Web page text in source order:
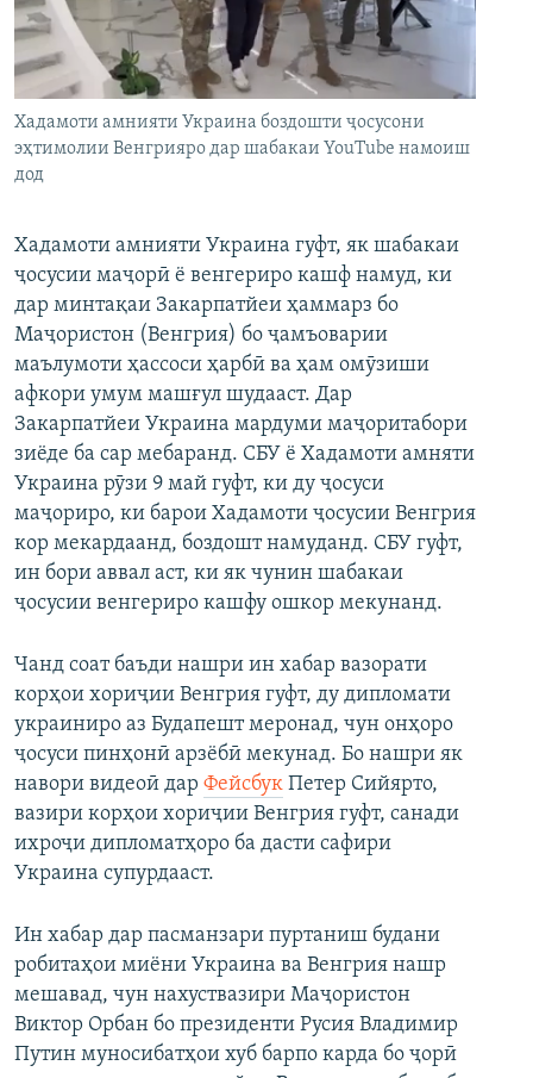
ГУЗОРИШҲОИ РАДИОӢ
Русский
Ҳамаи сомонаҳои RFE/RL
Хадамоти амнияти Украина боздошти ҷосусони
эҳтимолии Венгрияро дар шабакаи YouTube намоиш
дод
Хадамоти амнияти Украина гуфт, як шабакаи
ҷосусии маҷорӣ ё венгериро кашф намуд, ки
дар минтақаи Закарпатйеи ҳаммарз бо
Маҷористон (Венгрия) бо ҷамъоварии
маълумоти ҳассоси ҳарбӣ ва ҳам омӯзиши
афкори умум машғул шудааст. Дар
Закарпатйеи Украина мардуми маҷоритабори
зиёде ба сар мебаранд. СБУ ё Хадамоти амняти
Украина рӯзи 9 май гуфт, ки ду ҷосуси
маҷориро, ки барои Хадамоти ҷосусии Венгрия
кор мекардаанд, боздошт намуданд. СБУ гуфт,
ин бори аввал аст, ки як чунин шабакаи
ҷосусии венгериро кашфу ошкор мекунанд.
Чанд соат баъди нашри ин хабар вазорати
корҳои хориҷии Венгрия гуфт, ду дипломати
украиниро аз Будапешт меронад, чун онҳоро
ҷосуси пинҳонӣ арзёбӣ мекунад. Бо нашри як
навори видеоӣ дар Фейсбук Петер Сийярто,
вазири корҳои хориҷии Венгрия гуфт, санади
ихроҷи дипломатҳоро ба дасти сафири
Украина супурдааст.
Ин хабар дар пасманзари пуртаниш будани
робитаҳои миёни Украина ва Венгрия нашр
мешавад, чун нахуствазири Маҷористон
Виктор Орбан бо президенти Русия Владимир
Путин муносибатҳои хуб барпо карда бо ҷорӣ